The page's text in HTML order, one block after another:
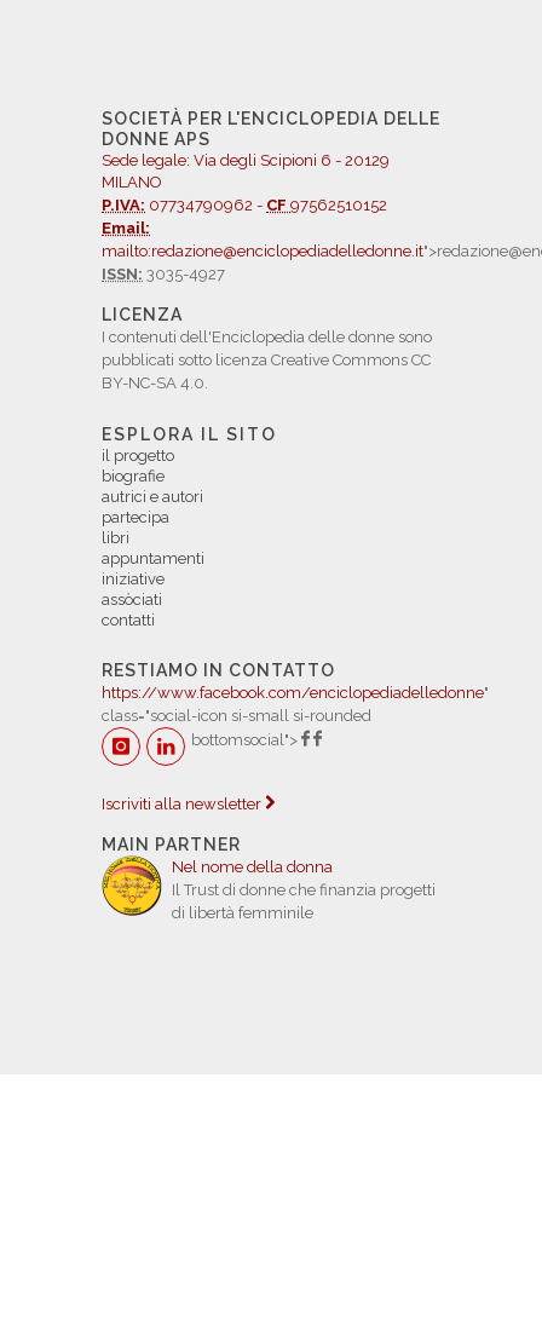
SOCIETÀ PER L'ENCICLOPEDIA DELLE
DONNE APS
Sede legale: Via degli Scipioni 6 - 20129
MILANO
P.IVA: 07734790962 - CF 97562510152
Email:
mailto:redazione@enciclopediadelledonne.it
ISSN: 3035-4927
LICENZA
I contenuti dell'Enciclopedia delle donne sono
pubblicati sotto licenza Creative Commons CC
BY-NC-SA 4.0.
ESPLORA IL SITO
il progetto
biografie
autrici e autori
partecipa
libri
appuntamenti
iniziative
assòciati
contatti
RESTIAMO IN CONTATTO
https://www.facebook.com/enciclopediadelledonne"
class="social-icon si-small si-rounded
bottomsocial">
Iscriviti alla newsletter
MAIN PARTNER
Nel nome della donna
Il Trust di donne che finanzia progetti
di libertà femminile